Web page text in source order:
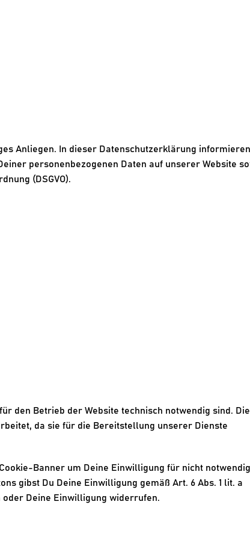
Anliegen. In dieser Datenschutzerklärung
personenbezogenen Daten auf unserer Website
(DSGVO).
den Betrieb der Website technisch notwendig sind.
da sie für die Bereitstellung unserer Dienste
Banner um Deine Einwilligung für nicht
gibst Du Deine Einwilligung gemäß Art. 6 Abs. 1 lit. a
oder Deine Einwilligung widerrufen.